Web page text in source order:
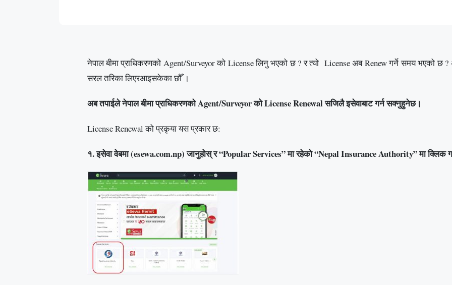
नेपाल बीमा प्राधिकरणको Agent/Surveyor को License लिनु भएको छ ? र त्यो License अब Renew गर्ने समय भएको छ ?
सरल तरिका लिएरआइसकेका छौँ ।
अब तपाईले नेपाल बीमा प्राधिकरणको Agent/Surveyor को License Renewal सजिलै इसेवाबाट गर्न सक्नुहुनेछ।
License Renewal को प्रकृया यस प्रकार छ:
१. इसेवा वेबमा (esewa.com.np) जानुहोस् र “Popular Services” मा रहेको “Nepal Insurance Authority” मा क्लिक